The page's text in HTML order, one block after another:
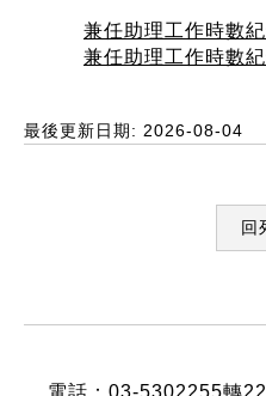
兼任助理工作時數
兼任助理工作時數
最後更新日期: 2026-08-04
回
電話：03-5302255轉